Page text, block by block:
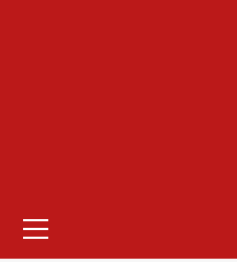
primario